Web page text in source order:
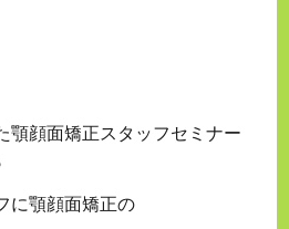
顎顔面矯正スタッフセミナー
に顎顔面矯正の